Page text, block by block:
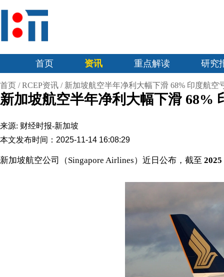
首页 资讯 重点解读 研究
首页 /RCEP资讯 / 新加坡航空半年净利大幅下滑 68% 印度航空
新加坡航空半年净利大幅下滑 68%
来源: 财经时报-新加坡
本文发布时间：2025-11-14 16:08:29
新加坡航空公司（Singapore Airlines）近日公布，截至 2025